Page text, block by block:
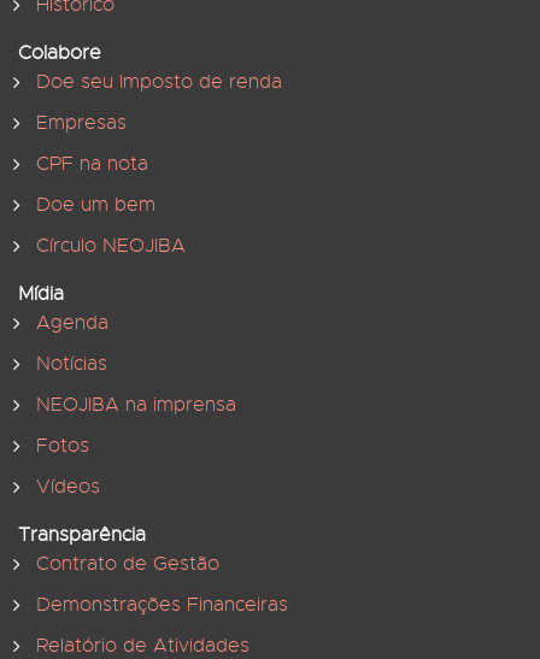
Colabore
Doe seu Imposto de renda
Empresas
CPF na nota
Doe um bem
Círculo NEOJIBA
Mídia
Agenda
Notícias
NEOJIBA na imprensa
Fotos
Vídeos
Transparência
Contrato de Gestão
Demonstrações Financeiras
Relatório de Atividades